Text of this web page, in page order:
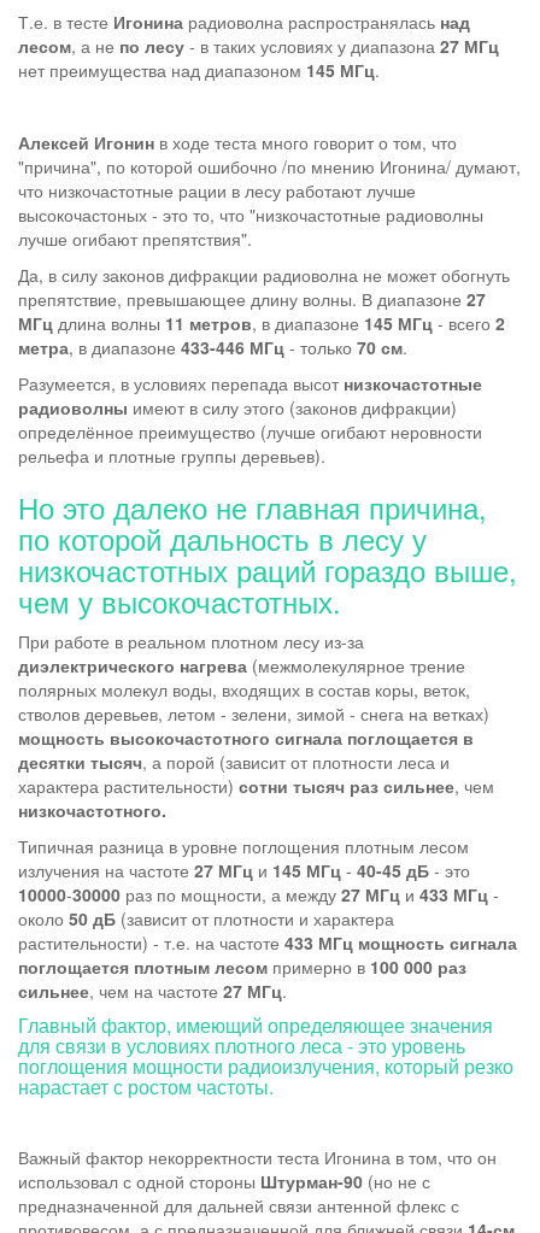
Т.е. в тесте Игонина радиоволна распространялась над
лесом, а не по лесу - в таких условиях у диапазона 27 МГц
нет преимущества над диапазоном 145 МГц.
Алексей Игонин в ходе теста много говорит о том, что
"причина", по которой ошибочно /по мнению Игонина/ думают,
что низкочастотные рации в лесу работают лучше
высокочастоных - это то, что "низкочастотные радиоволны
лучше огибают препятствия".
Да, в силу законов дифракции радиоволна не может обогнуть
препятствие, превышающее длину волны. В диапазоне 27
МГц длина волны 11 метров, в диапазоне 145 МГц - всего 2
метра, в диапазоне 433-446 МГц - только 70 см.
Разумеется, в условиях перепада высот низкочастотные
радиоволны имеют в силу этого (законов дифракции)
определённое преимущество (лучше огибают неровности
рельефа и плотные группы деревьев).
Но это далеко не главная причина,
по которой дальность в лесу у
низкочастотных раций гораздо выше,
чем у высокочастотных.
При работе в реальном плотном лесу из-за
диэлектрического нагрева (межмолекулярное трение
полярных молекул воды, входящих в состав коры, веток,
стволов деревьев, летом - зелени, зимой - снега на ветках)
мощность высокочастотного сигнала поглощается в
десятки тысяч, а порой (зависит от плотности леса и
характера растительности) сотни тысяч раз сильнее, чем
низкочастотного.
Типичная разница в уровне поглощения плотным лесом
излучения на частоте 27 МГц и 145 МГц - 40-45 дБ - это
10000-30000 раз по мощности, а между 27 МГц и 433 МГц -
около 50 дБ (зависит от плотности и характера
растительности) - т.е. на частоте 433 МГц мощность сигнала
поглощается плотным лесом примерно в 100 000 раз
сильнее, чем на частоте 27 МГц.
Главный фактор, имеющий определяющее значения
для связи в условиях плотного леса - это уровень
поглощения мощности радиоизлучения, который резко
нарастает с ростом частоты.
Важный фактор некорректности теста Игонина в том, что он
использовал с одной стороны Штурман-90 (но не с
предназначенной для дальней связи антенной флекс с